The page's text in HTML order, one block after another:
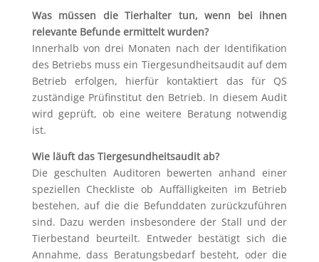
Was müssen die Tierhalter tun, wenn bei ihnen
relevante Befunde ermittelt wurden?
Innerhalb von drei Monaten nach der Identifikation
des Betriebs muss ein Tiergesundheitsaudit auf dem
Betrieb erfolgen, hierfür kontaktiert das für QS
zuständige Prüfinstitut den Betrieb. In diesem Audit
wird geprüft, ob eine weitere Beratung notwendig
ist.
Wie läuft das Tiergesundheitsaudit ab?
Die geschulten Auditoren bewerten anhand einer
speziellen Checkliste ob Auffälligkeiten im Betrieb
bestehen, auf die die Befunddaten zurückzuführen
sind. Dazu werden insbesondere der Stall und der
Tierbestand beurteilt. Entweder bestätigt sich die
Annahme, dass Beratungsbedarf besteht, oder die